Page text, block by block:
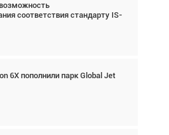
соответствия стандарту IS-
6X пополнили парк Global Jet
вертолётов и БПЛА в
Дэйв Кох: «Фотография
а ИИ всё портит»